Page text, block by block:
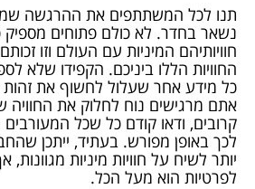
תנו לכל המשתתפים את ההרגשה
נשאר בחדר. לא כולם פתוחים מספיק
חוויותיהם המיניות עם העולם וזו
החוויות הללו ביניכם. הקפידו שלא
כל מידע אחר שעלול לחשוף את
אתם מרגישים נוח לחלוק את
קרובים, ודאו קודם כל שכל
לכך באופן מפורש. בעתיד, ייתכן
יותר לשיח על חוויות מיניות
לפרטיות הוא מעל הכל.